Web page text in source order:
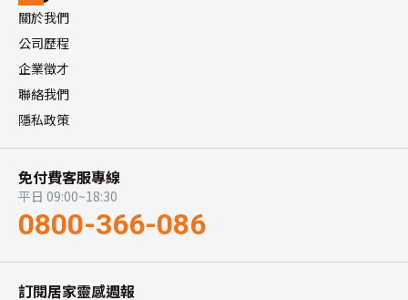
關於我們
公司歷程
企業徵才
聯絡我們
隱私政策
免付費客服專線
平日 09:00~18:30
0800-366-086
訂閱居家靈感週報